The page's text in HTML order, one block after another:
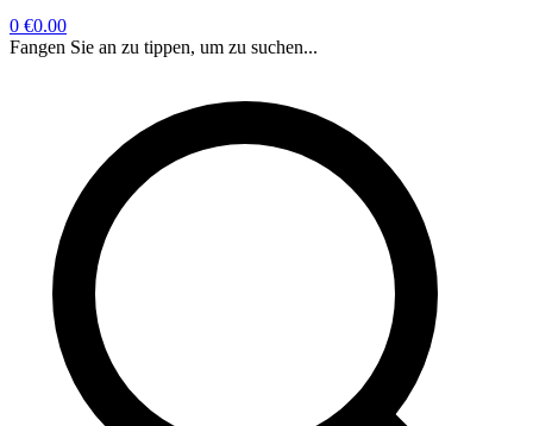
0 €0.00
Fangen Sie an zu tippen, um zu suchen...